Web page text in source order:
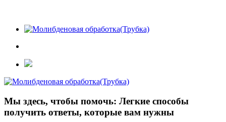
Мы здесь, чтобы помочь: Легкие способы
получить ответы, которые вам нужны